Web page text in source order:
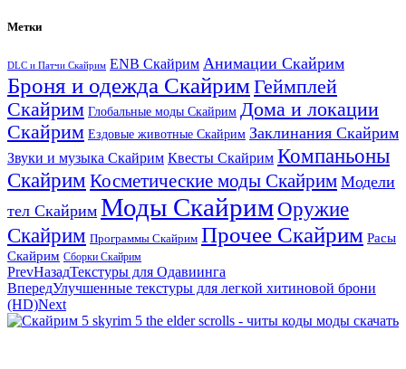
Метки
DLC и Патчи Скайрим ENB Скайрим Анимации Скайрим
Броня и одежда СкайримГеймплей
Скайрим Глобальные моды Скайрим Дома и локации
Скайрим Ездовые животные Скайрим Заклинания Скайрим
Звуки и музыка Скайрим Квесты Скайрим Компаньоны
Скайрим Косметические моды Скайрим Модели
тел Скайрим Моды Скайрим Оружие
Скайрим Программы Скайрим Прочее Скайрим Расы
Скайрим Сборки Скайрим
PrevНазадТекстуры для Одавиинга
ВпередУлучшенные текстуры для легкой хитиновой брони
(HD)Next